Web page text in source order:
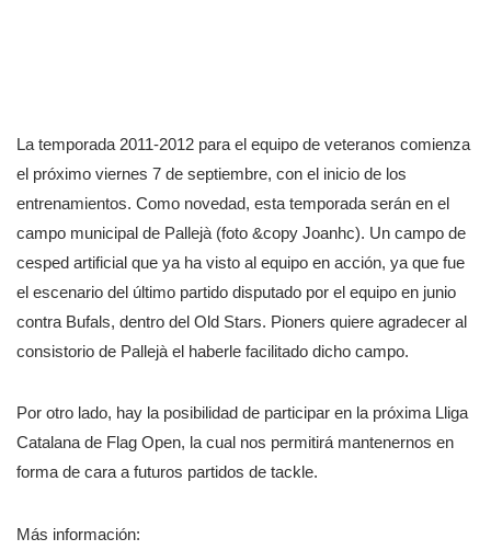
La temporada 2011-2012 para el equipo de veteranos comienza
el próximo viernes 7 de septiembre, con el inicio de los
entrenamientos. Como novedad, esta temporada serán en el
campo municipal de Pallejà (foto &copy Joanhc). Un campo de
cesped artificial que ya ha visto al equipo en acción, ya que fue
el escenario del último partido disputado por el equipo en junio
contra Bufals, dentro del Old Stars. Pioners quiere agradecer al
consistorio de Pallejà el haberle facilitado dicho campo.
Por otro lado, hay la posibilidad de participar en la próxima Lliga
Catalana de Flag Open, la cual nos permitirá mantenernos en
forma de cara a futuros partidos de tackle.
Más información: